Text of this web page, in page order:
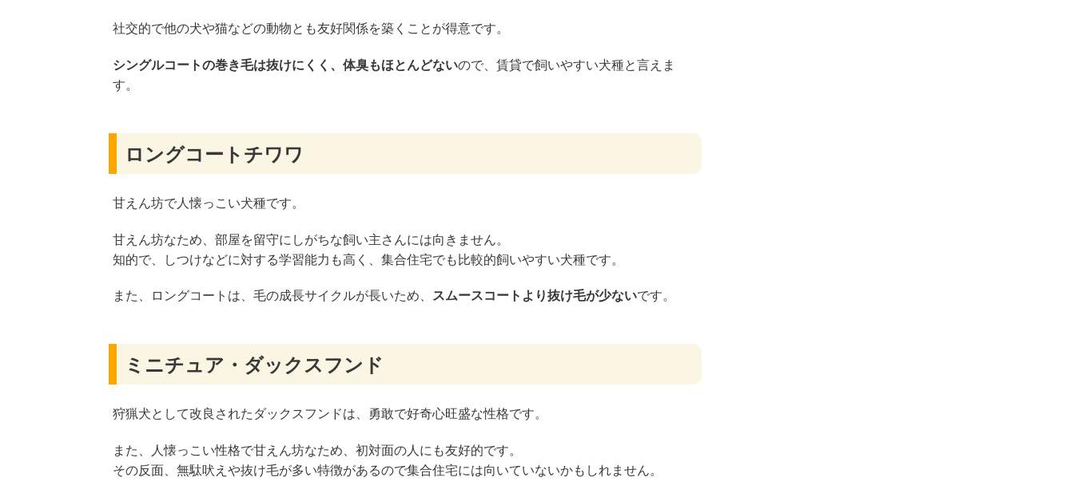
社交的で他の犬や猫などの動物とも友好関係を築くことが得意です。
シングルコートの巻き毛は抜けにくく、体臭もほとんどないので、賃貸で飼いやすい犬種と言えま
す。
ロングコートチワワ
甘えん坊で人懐っこい犬種です。
甘えん坊なため、部屋を留守にしがちな飼い主さんには向きません。
知的で、しつけなどに対する学習能力も高く、集合住宅でも比較的飼いやすい犬種です。
また、ロングコートは、毛の成長サイクルが長いため、 スムースコートより抜け毛が少ないです。
ミニチュア・ダックスフンド
狩猟犬として改良されたダックスフンドは、勇敢で好奇心旺盛な性格です。
また、人懐っこい性格で甘えん坊なため、初対面の人にも友好的です。
その反面、無駄吠えや抜け毛が多い特徴があるので集合住宅には向いていないかもしれません。